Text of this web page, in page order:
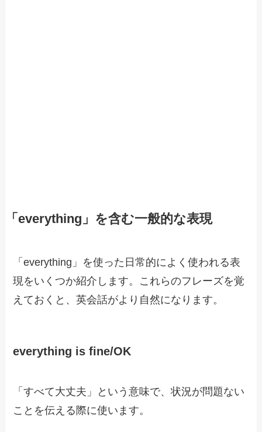
「everything」を含む一般的な表現
「everything」を使った日常的によく使われる表
現をいくつか紹介します。これらのフレーズを覚
えておくと、英会話がより自然になります。
everything is fine/OK
「すべて大丈夫」という意味で、状況が問題ない
ことを伝える際に使います。